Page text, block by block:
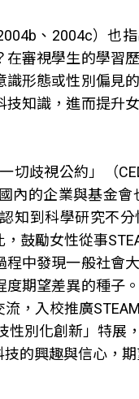
、2004c）也
審視學生的學習
形態或性別偏見
知識，進而提升
歧視公約」（
內的企業與基金
知到科學研究不
鼓勵女性從事
中發現一般社會
期望差異的種子
，入校推廣
別化創新」特展
的興趣與信心，